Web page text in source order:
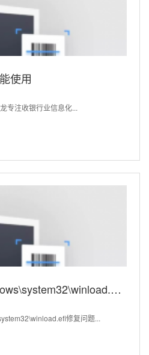
使用
专注收银行业信息化...
修复"
修复问题...